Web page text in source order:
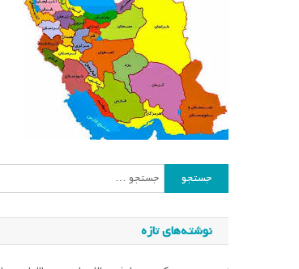
جستجو
برای:
نوشته‌های تازه